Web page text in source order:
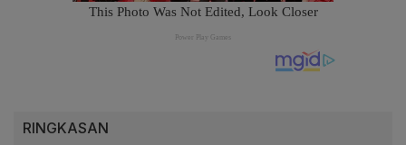
RINGKASAN